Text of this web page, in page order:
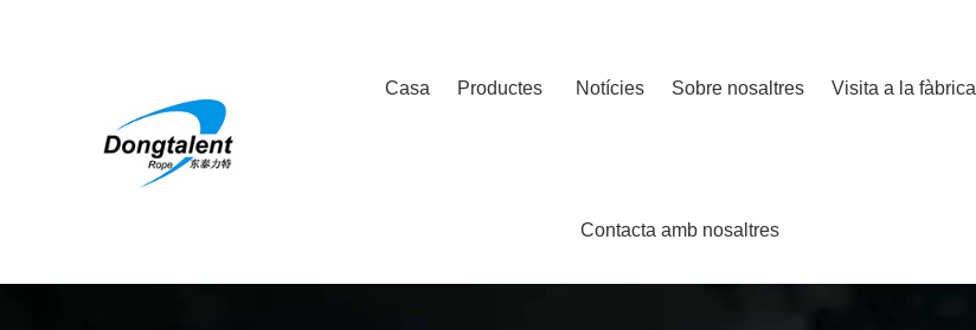
Casa Productes Notícies Sobre nosaltres Visita a la fàbrica
Contacta amb nosaltres